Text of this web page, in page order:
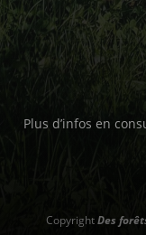
Plus d’infos en
CopyrightDes